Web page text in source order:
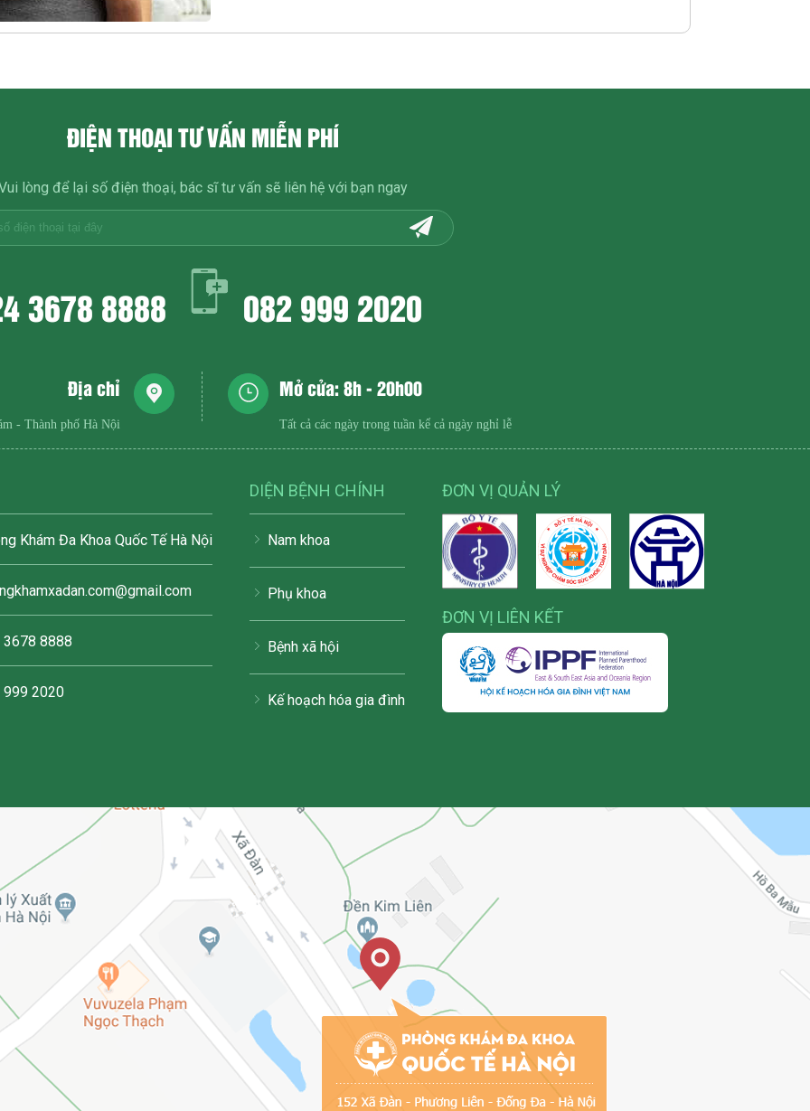
ĐIỆN THOẠI TƯ VẤN MIỄN PHÍ
lòng để lại số điện thoại, bác sĩ tư vấn sẽ liên hệ với bạn ngay
3678 8888 082 999 2020
Địa chỉ
- Thành phố Hà Nội
Mở cửa: 8h - 20h00
Tất cả các ngày trong tuần kể cả ngày nghỉ lễ
Khám Đa Khoa Quốc Tế Hà Nội
3678 8888
999 2020
DIỆN BỆNH CHÍNH
Nam khoa
Phụ khoa
Bệnh xã hội
Kế hoạch hóa gia đình
ĐƠN VỊ QUẢN LÝ
ĐƠN VỊ LIÊN KẾT